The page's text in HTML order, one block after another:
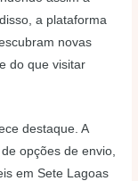
a plataforma
novas
do que visitar
destaque. A
opções de envio,
em Sete Lagoas